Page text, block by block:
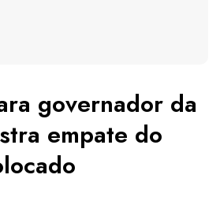
governador da
empate do